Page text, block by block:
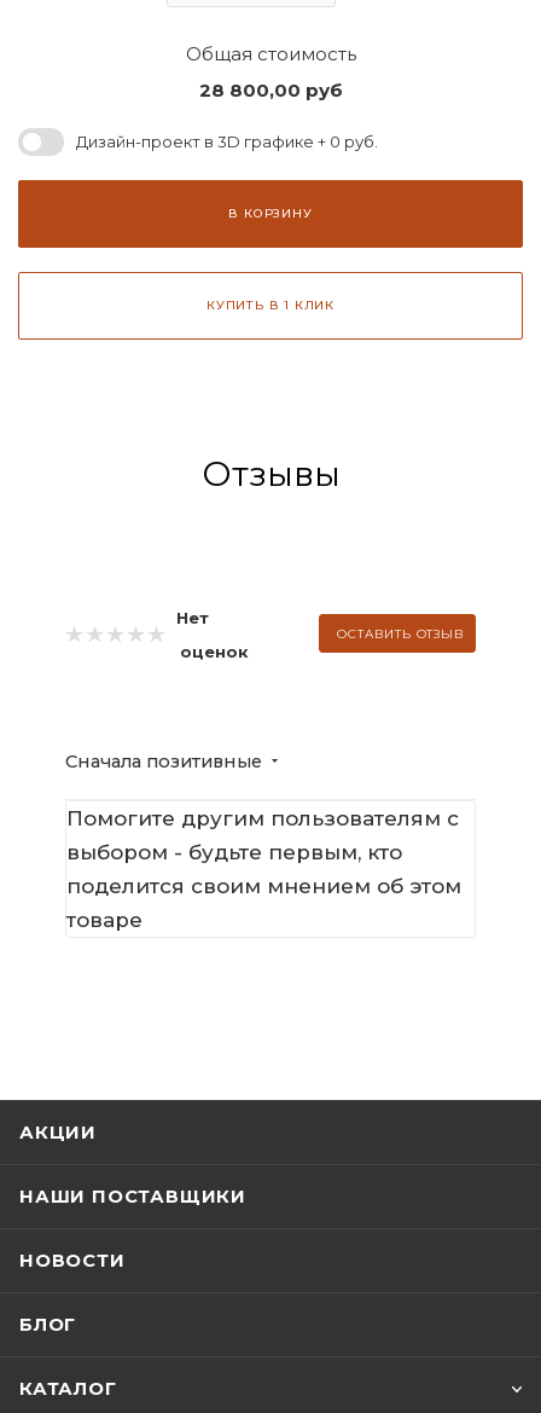
Общая стоимость
28 800,00 руб
Дизайн-проект в 3D графике + 0 руб.
В КОРЗИНУ
КУПИТЬ В 1 КЛИК
Отзывы
Нет
оценок
ОСТАВИТЬ ОТЗЫВ
Сначала позитивные
Помогите другим пользователям с
выбором - будьте первым, кто
поделится своим мнением об этом
товаре
АКЦИИ
НАШИ ПОСТАВЩИКИ
НОВОСТИ
БЛОГ
КАТАЛОГ